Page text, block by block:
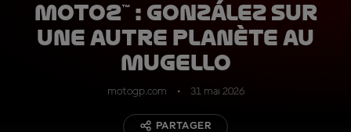
Moto2™ : González sur
une autre planète au
Mugello
motogp.com 31 mai 2026
PARTAGER